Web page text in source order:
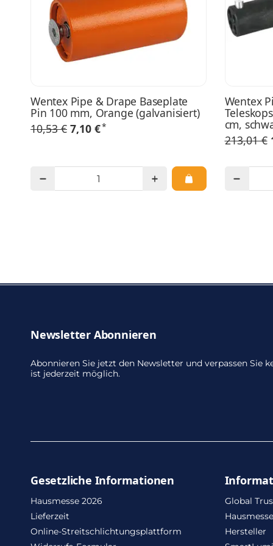
Wentex Pipe & Drape Baseplate
Pin 100 mm, Orange (galvanisiert)
10,53 € 7,10 €*
Wentex
cm,
213,01 €
Gesetzliche Informationen
Hausmesse 2026
Lieferzeit
Online-Streitschlichtungsplattform
Global
Hersteller
Newsletter Abonnieren
Abonnieren Sie jetzt den Newsletter und verpassen Sie
ist jederzeit möglich.